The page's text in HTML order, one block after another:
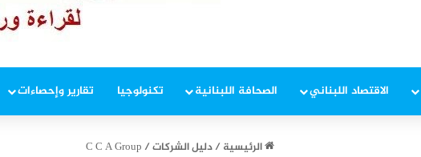
الاقتصاد اللبناني الصحافة اللبنانية تكنولوجيا تقارير وإحصاءات
الرئيسية / دليل الشركات/
C C A Group